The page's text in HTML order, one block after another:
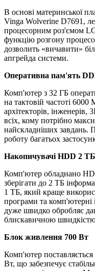
В основі материнської
Vinga Wolverine D7691,
процесорним роз'ємом
функцію розгону
дозволить «вичавити»
апгрейда системи.
Оперативна пам'ять
Комп'ютер з 32 ГБ
на тактовій частоті
архітекторів, інженерів,
всіх, кому потрібно
найскладніших завдань.
роботу багатьох
Накопичувачі HDD 2
Комп'ютер обладнано
зберігати до 2 ТБ
1 ТБ, який краще
програми та комп'ютерні
дуже швидко обробляє
блискавичною
Блок живлення 700 Вт
Комп'ютер
Вт, що забезпечує